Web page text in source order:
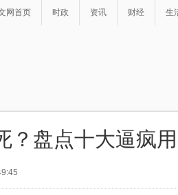
网首页 时政 资讯 财经 生
？盘点十大逼疯